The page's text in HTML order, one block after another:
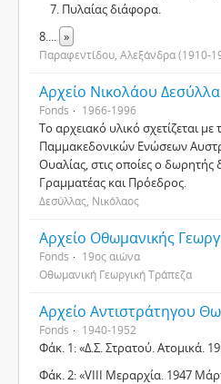
Πυλαίας διάφορα.
8.... »
Παραφεντίδου, Αλεξάνδρα (1910-
Αρχείο Νικολάου Δεσύλλα
Fonds 1966-1996
Το αρχειακό υλικό σχετίζεται
Παμμακεδονικών Ενώσεων
Ουαλίας, στις οποίες ο δωρητής
Γραμματέας και Πρόεδρος.
Δεσύλλας, Νικόλαος
Αρχείο Οθωμανικής
Fonds
19ος αιώνα
Οθωμανική Γεωργική Τράπεζα
Αρχείο Αντιστράτηγου
Fonds 1940-1952
Φάκ. 1: «Δ.Σ. Στρατού. Ατομικά.
Φάκ. 2: «VIII Μεραρχία. 1947